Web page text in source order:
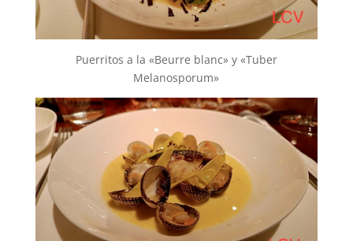
Puerritos a la «Beurre blanc» y «Tuber
Melanosporum»